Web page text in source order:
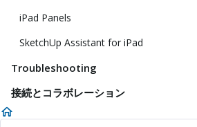
iPad Panels
SketchUp Assistant for iPad
Troubleshooting
接続とコラボレーション